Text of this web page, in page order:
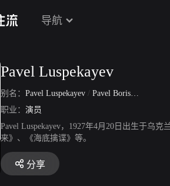
导航
Pavel Luspekayev
别名： Pavel Luspekayev / Pavel Borisovich Luspekayev
职业： 演员
Pavel Luspekayev，1927年4月20日出生于乌
来》、《海底擒谍》等。
分享